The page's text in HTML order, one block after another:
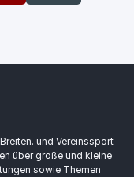
und Vereinssport
über große und kleine
sowie Themen